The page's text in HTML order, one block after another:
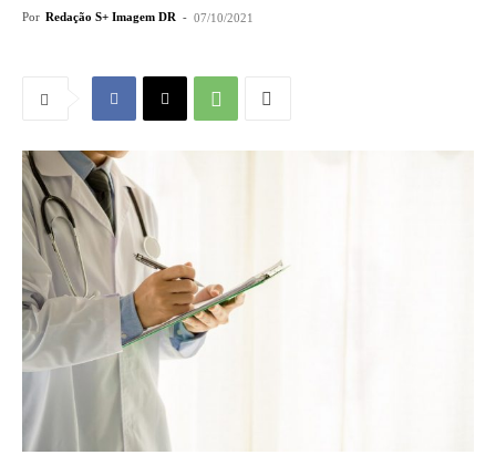
Por Redação S+ Imagem DR - 07/10/2021